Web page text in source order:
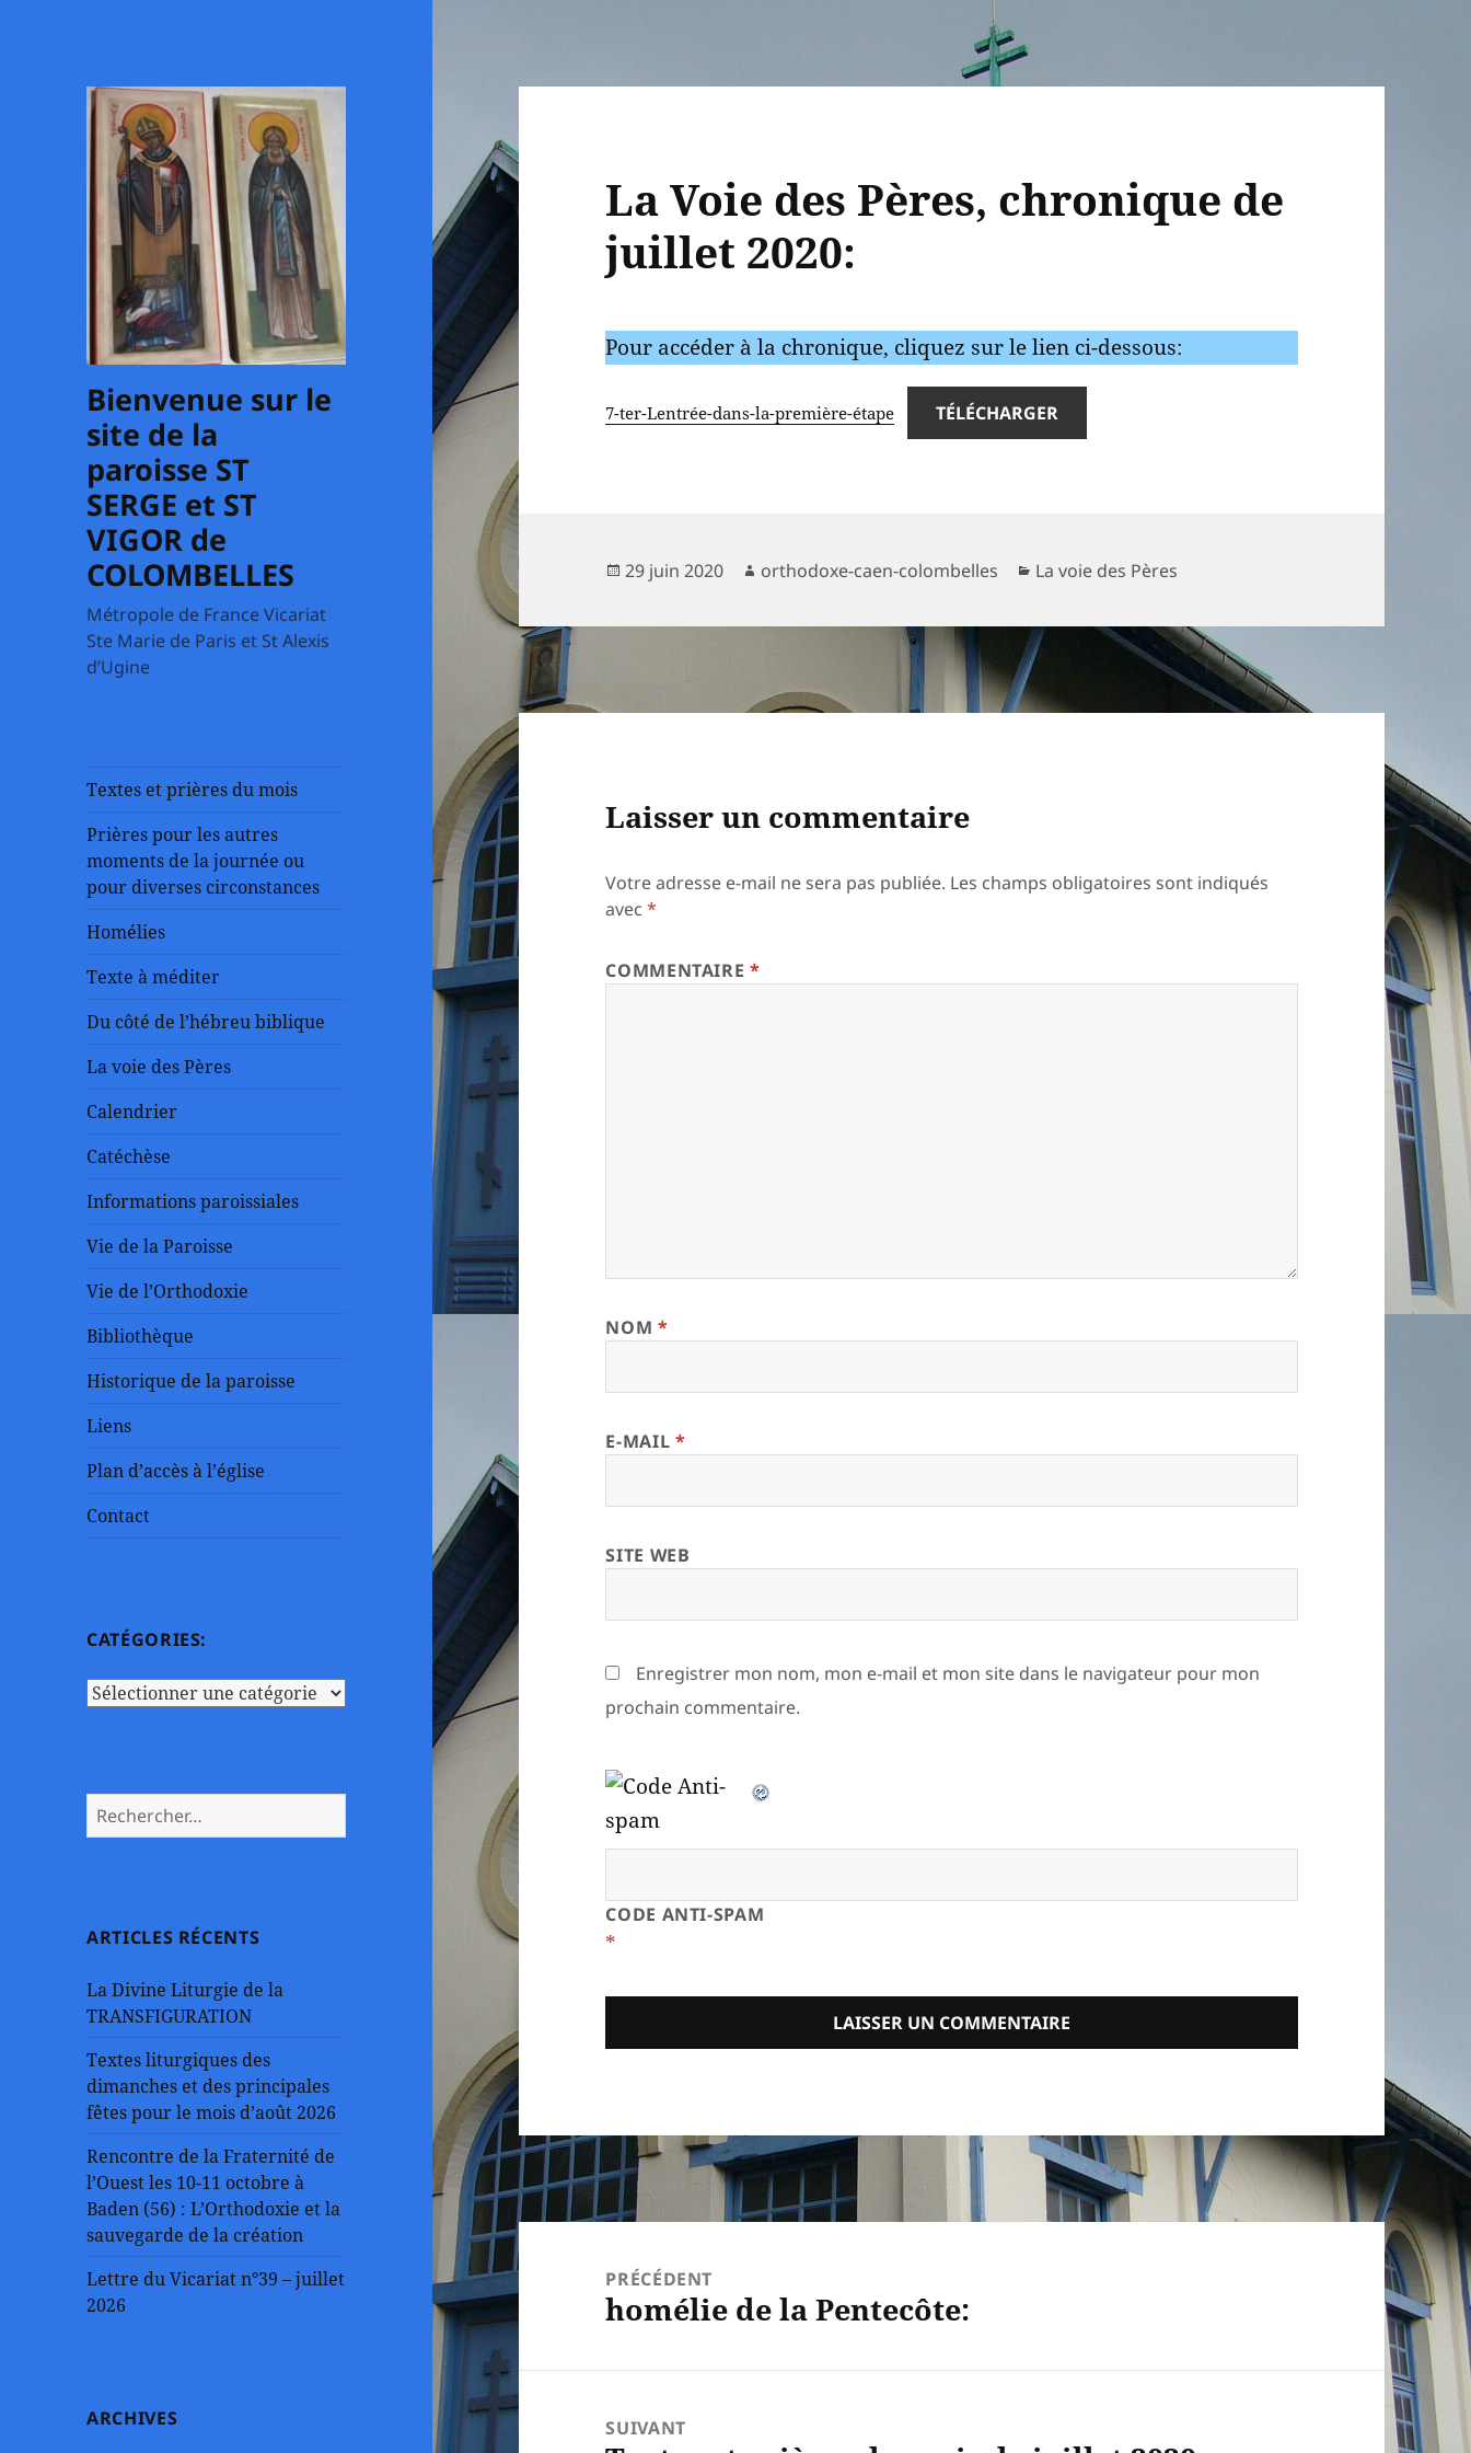
Bienvenue sur le
site de la
paroisse ST
SERGE et ST
VIGOR de
COLOMBELLES
Métropole de France Vicariat
Ste Marie de Paris et St Alexis
d’Ugine
Textes et prières du mois
Prières pour les autres
moments de la journée ou
pour diverses circonstances
Homélies
Texte à méditer
Du côté de l’hébreu biblique
La voie des Pères
Calendrier
Catéchèse
Informations paroissiales
Vie de la Paroisse
Vie de l’Orthodoxie
Bibliothèque
Historique de la paroisse
Liens
Plan d’accès à l’église
Contact
CATÉGORIES:
Catégories:
Rechercher :
ARTICLES RÉCENTS
La Divine Liturgie de la
TRANSFIGURATION
Textes liturgiques des
dimanches et des principales
fêtes pour le mois d’août 2026
Rencontre de la Fraternité de
l’Ouest les 10-11 octobre à
Baden (56) : L’Orthodoxie et la
sauvegarde de la création
Lettre du Vicariat n°39 – juillet
2026
ARCHIVES
La Voie des Pères, chronique de
juillet 2020:
Pour accéder à la chronique, cliquez sur le lien ci-dessous:
7-ter-Lentrée-dans-la-première-étape TÉLÉCHARGER
Publié
29 juin 2020 Auteur
orthodoxe-caen-colombelles Catégories
La voie des Pères
Laisser un commentaire
Votre adresse e-mail ne sera pas publiée. Les champs obligatoires sont indiqués
avec*
COMMENTAIRE*
NOM *
E-MAIL *
SITE WEB
Enregistrer mon nom, mon e-mail et mon site dans le navigateur pour mon
prochain commentaire.
CODE ANTI-SPAM
*
Navigation
de
PRÉCÉDENT
Article
homélie de la Pentecôte:
SUIVANT